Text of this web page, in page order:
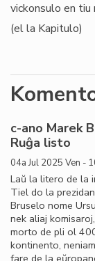
vickonsulo en tiu
(el la Kapitulo)
c-ano Marek
Ruĝa listo
04a Jul 2025 Ven -
Laŭ la litero de la
Tiel do la
Bruselo nome
nek aliaj
morto de pli ol
kontinento,
fare de la